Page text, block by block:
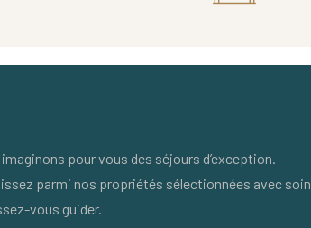
pour vous des séjours d’exception.
parmi nos propriétés sélectionnées avec soin
vous guider.